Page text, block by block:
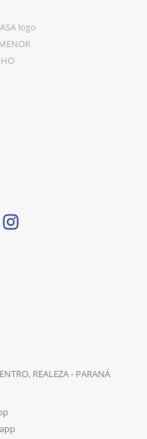
REALEZA - PARANÁ